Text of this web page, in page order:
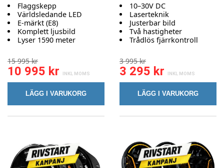
Flaggskepp
Världsledande LED
E-märkt (E8)
Komplett ljusbild
Lyser 1590 meter
15 995 kr
10 995 kr
LÄGG I VARUKORG
10–30V DC
Laserteknik
Justerbar bild
Två hastigheter
Trådlös fjärrkontroll
3 995 kr
3 295 kr
LÄGG I VARUKORG